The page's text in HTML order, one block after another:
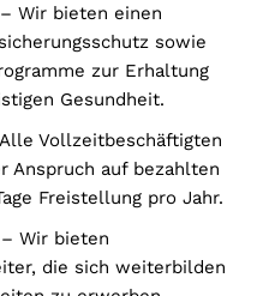
Wir bieten einen
sowie
zur Erhaltung
Gesundheit.
Vollzeitbeschäftigten
Anspruch auf bezahlten
Freistellung pro Jahr.
Wir bieten
die sich weiterbilden